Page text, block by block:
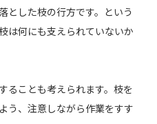
とした枝の行方です。という
は何にも支えられていないか
ることも考えられます。枝を
う、注意しながら作業をすす